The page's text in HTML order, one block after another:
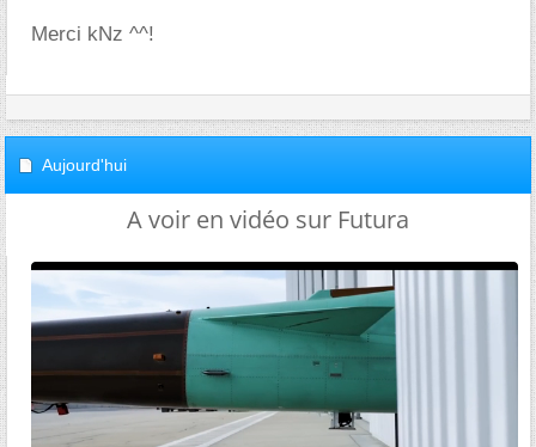
Merci kNz ^^!
Aujourd'hui
A voir en vidéo sur Futura